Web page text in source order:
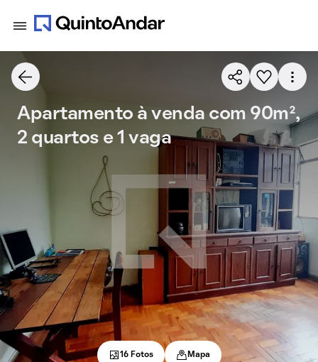
Apartamento à venda com 90m²,
2 quartos e 1 vaga
16 Fotos Mapa